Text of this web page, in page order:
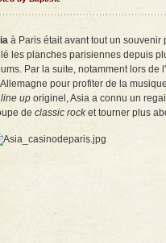
à Paris était avant tout un
les planches parisiennes depuis
Par la suite, notamment lors
pour profiter de la
line up originel, Asia a connu un
de classic rocket tourner plus